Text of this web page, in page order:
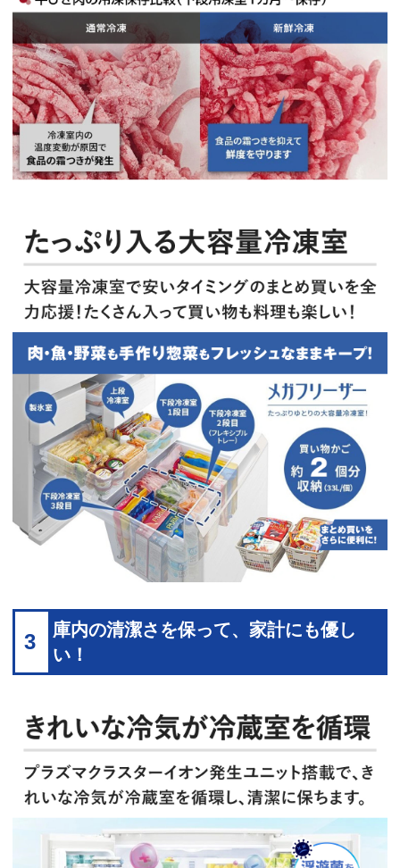
3
庫内の清潔さを保って、家計にも優し
い！